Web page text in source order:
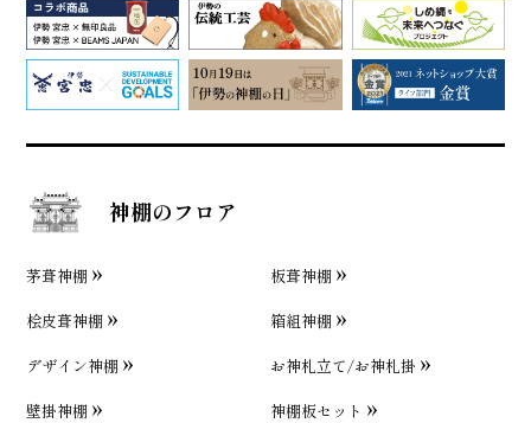
神棚のフロア
茅葺神棚
板葺神棚
桧皮葺神棚
箱組神棚
デザイン神棚
お神札立て/お神札掛
壁掛神棚
神棚板セット